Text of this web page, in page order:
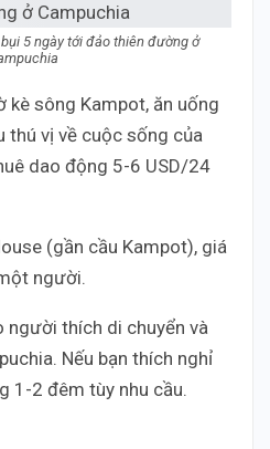
5 ngày tới đảo thiên đường ở
kè sông Kampot, ăn uống
thú vị về cuộc sống của
dao động 5-6 USD/24
(gần cầu Kampot), giá
người.
người thích di chuyển và
Nếu bạn thích nghỉ
1-2 đêm tùy nhu cầu.